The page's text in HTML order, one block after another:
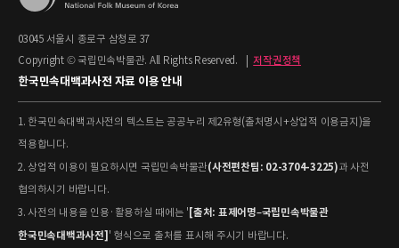
03045 서울시 종로구 삼청로 37
Copyright © 국립민속박물관. All Rights Reserved.
저작권정책
한국민속대백과사전 자료 이용 안내
1. 한국민속대백과사전의 텍스트는 공공누리 제2유형(출처명시+상업적 이용금지)을
적용합니다.
2. 상업적 이용이 필요하시면 국립민속박물관(사전편찬팀: 02-3704-3225)과 사전
협의하시기 바랍니다.
3. 사전의 내용을 인용·활용하실 때에는 ' [출처: 표제어명–국립민속박물관
한국민속대백과사전] ' 형식으로 출처를 표시해 주시기 바랍니다.